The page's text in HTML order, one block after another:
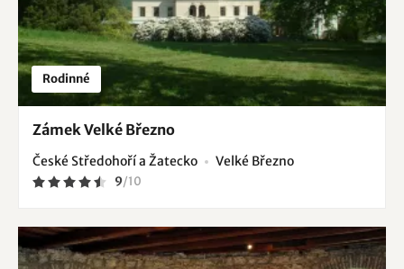
Rodinné
Zámek Velké Březno
České Středohoří a Žatecko Velké Březno
9/10